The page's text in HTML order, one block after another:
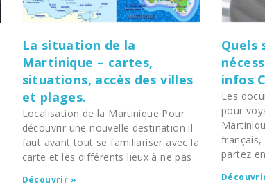
La situation de la
Martinique – cartes,
situations, accès des villes
et plages.
Localisation de la Martinique Pour
découvrir une nouvelle destination il
faut avant tout se familiariser avec la
carte et les différents lieux à ne pas
Découvrir »
Quels
infos
Les
pour
français,
partez